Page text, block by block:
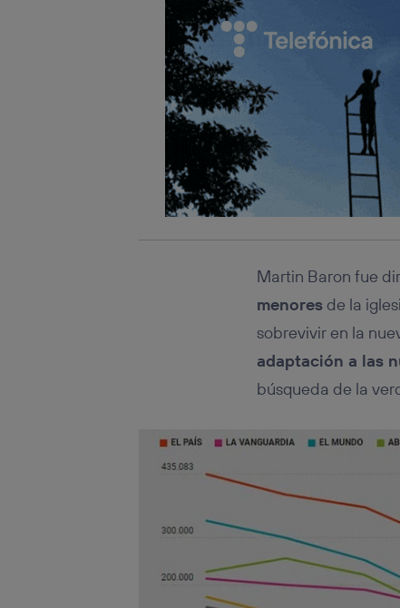
Martin Baron fue
menoresde la
sobrevivir en la
adaptación a las
búsqueda de la